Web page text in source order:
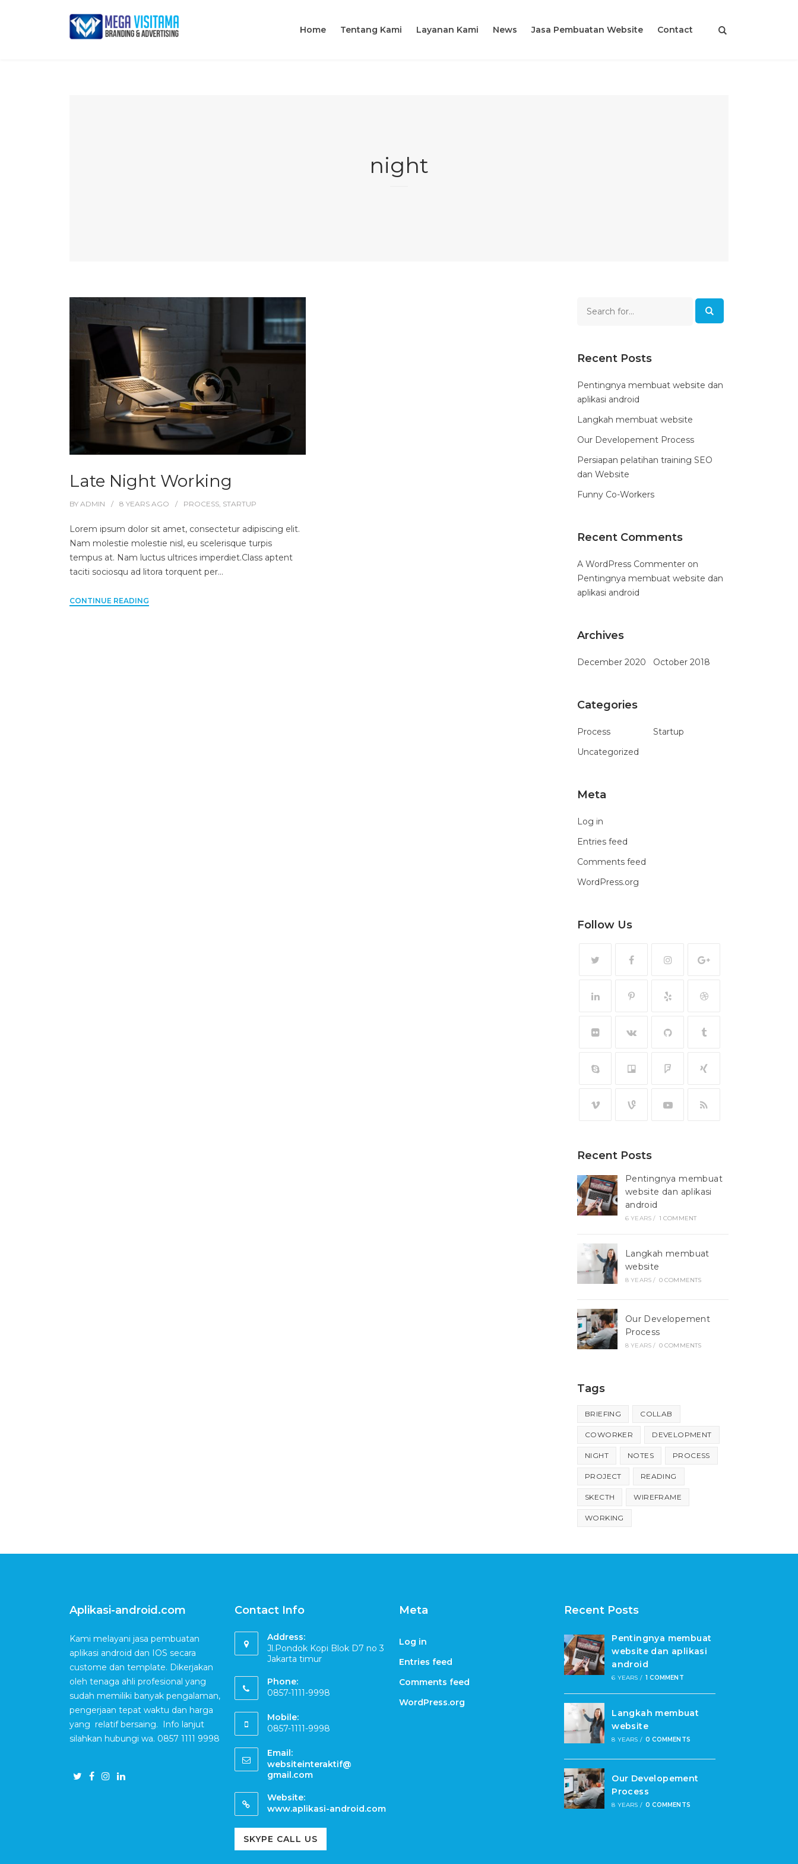
Home Tentang Kami Layanan Kami News Jasa Pembuatan Website Contact
night
Late Night Working
BY ADMIN 8 YEARS AGO PROCESS, STARTUP
Lorem ipsum dolor sit amet, consectetur adipiscing elit.
Nam molestie molestie nisl, eu scelerisque turpis
tempus at. Nam luctus ultrices imperdiet.Class aptent
taciti sociosqu ad litora torquent per…
CONTINUE READING
Recent Posts
Pentingnya membuat website dan
aplikasi android
Langkah membuat website
Our Developement Process
Persiapan pelatihan training SEO
dan Website
Funny Co-Workers
Recent Comments
A WordPress Commenter on
Pentingnya membuat website dan
aplikasi android
Archives
December 2020 October 2018
Categories
Process
Startup
Uncategorized
Meta
Log in
Entries feed
Comments feed
WordPress.org
Follow Us
Recent Posts
Pentingnya membuat
website dan aplikasi
android
6 YEARS / 1 COMMENT
Langkah membuat
website
8 YEARS / 0 COMMENTS
Our Developement
Process
8 YEARS / 0 COMMENTS
Tags
BRIEFING COLLAB
COWORKER DEVELOPMENT
NIGHT NOTES PROCESS
PROJECT READING
SKECTH WIREFRAME
WORKING
Aplikasi-android.com
Kami melayani jasa pembuatan
aplikasi android dan IOS secara
custome dan template. Dikerjakan
oleh tenaga ahli profesional yang
sudah memiliki banyak pengalaman,
pengerjaan tepat waktu dan harga
yang relatif bersaing. Info lanjut
silahkan hubungi wa. 0857 1111 9998
Contact Info
Address:
Jl.Pondok Kopi Blok D7 no 3
Jakarta timur
Phone:
0857-1111-9998
Mobile:
0857-1111-9998
Email:
websiteinteraktif@
gmail.com
Website:
www.aplikasi-android.com
SKYPE CALL US
Meta
Log in
Entries feed
Comments feed
WordPress.org
Recent Posts
Pentingnya membuat
website dan aplikasi
android
6 YEARS / 1 COMMENT
Langkah membuat
website
8 YEARS / 0 COMMENTS
Our Developement
Process
8 YEARS / 0 COMMENTS